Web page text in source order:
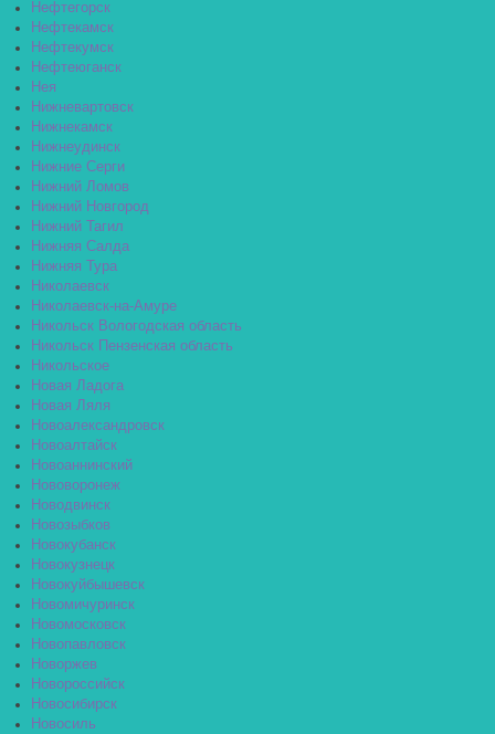
Нефтегорск
Нефтекамск
Нефтекумск
Нефтеюганск
Нея
Нижневартовск
Нижнекамск
Нижнеудинск
Нижние Серги
Нижний Ломов
Нижний Новгород
Нижний Тагил
Нижняя Салда
Нижняя Тура
Николаевск
Николаевск-на-Амуре
Никольск Вологодская область
Никольск Пензенская область
Никольское
Новая Ладога
Новая Ляля
Новоалександровск
Новоалтайск
Новоаннинский
Нововоронеж
Новодвинск
Новозыбков
Новокубанск
Новокузнецк
Новокуйбышевск
Новомичуринск
Новомосковск
Новопавловск
Новоржев
Новороссийск
Новосибирск
Новосиль